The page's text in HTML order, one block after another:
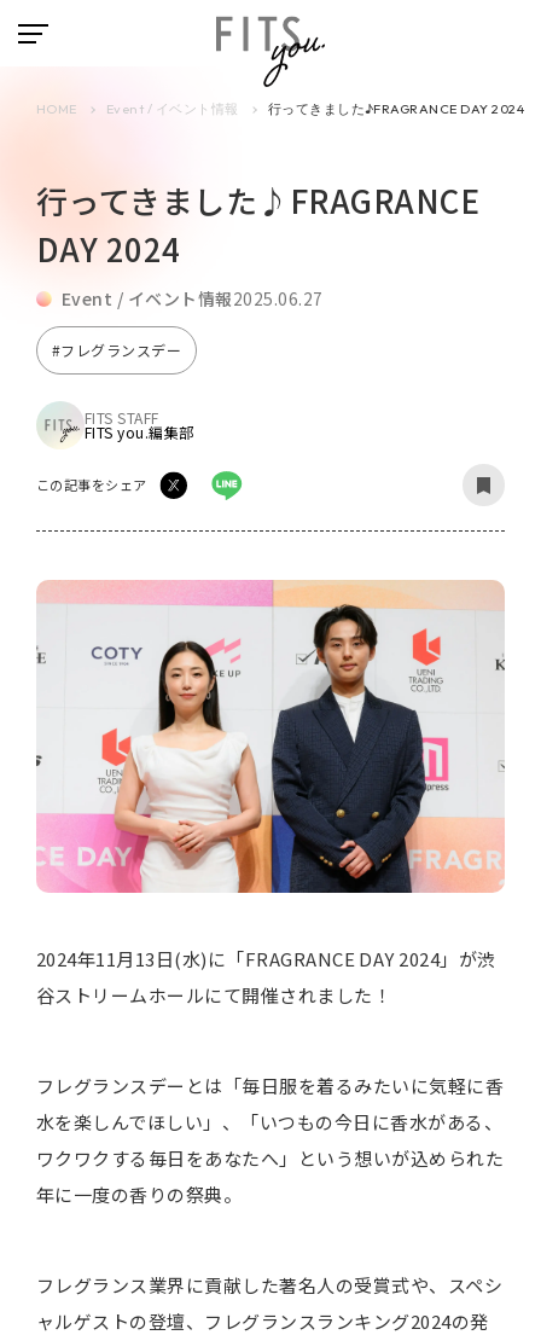
HOME Event / イベント情報 行ってきました♪FRAGRANCE DAY 2024
行ってきました♪FRAGRANCE
DAY 2024
Event / イベント情報2025.06.27
#フレグランスデー
FITS STAFF
FITS you.編集部
この記事をシェア
2024年11月13日(水)に「FRAGRANCE DAY 2024」が渋
谷ストリームホールにて開催されました！
フレグランスデーとは「毎日服を着るみたいに気軽に香
水を楽しんでほしい」、「いつもの今日に香水がある、
ワクワクする毎日をあなたへ」という想いが込められた
年に一度の香りの祭典。
フレグランス業界に貢献した著名人の受賞式や、スペシ
ャルゲストの登壇、フレグランスランキング2024の発